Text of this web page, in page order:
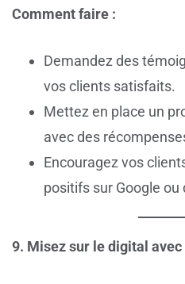
Comment faire :
Demandez des
vos clients satisfaits.
Mettez en place un
avec des
Encouragez vos
positifs sur Google ou
9. Misez sur le digital